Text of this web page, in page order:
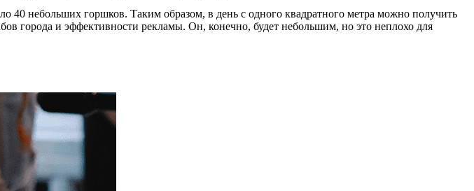
40 небольших горшков. Таким образом, в день с одного квадратного метра можно получить
города и эффективности рекламы. Он, конечно, будет небольшим, но это неплохо для